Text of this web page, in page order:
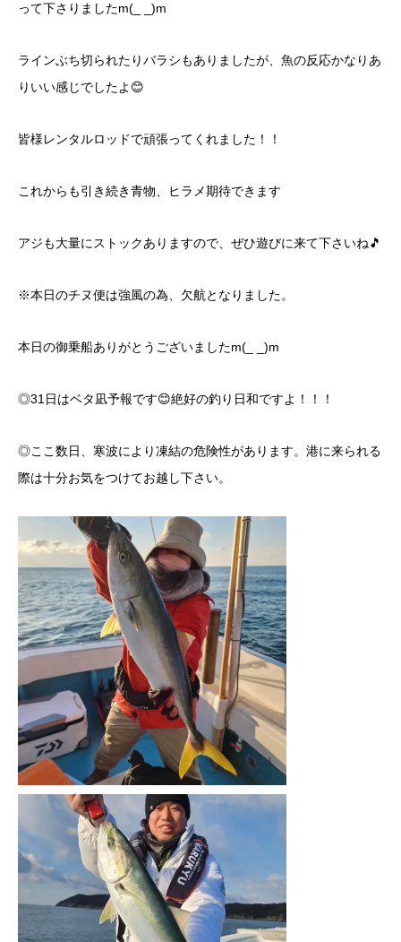
って下さりましたm(_ _)m
ラインぶち切られたりバラシもありましたが、魚の反応かなりあ
りいい感じでしたよ😊
皆様レンタルロッドで頑張ってくれました！！
これからも引き続き青物、ヒラメ期待できます
アジも大量にストックありますので、ぜひ遊びに来て下さいね🎵
※本日のチヌ便は強風の為、欠航となりました。
本日の御乗船ありがとうございましたm(_ _)m
◎31日はベタ凪予報です😊絶好の釣り日和ですよ！！！
◎ここ数日、寒波により凍結の危険性があります。港に来られる
際は十分お気をつけてお越し下さい。